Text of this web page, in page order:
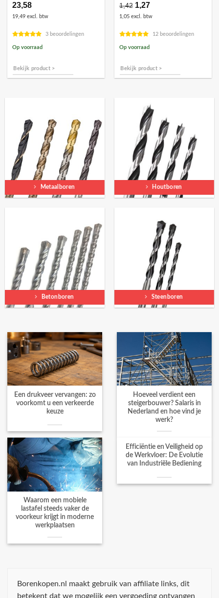
23,58
19,49 excl. btw
3 beoordelingen
Op voorraad
Bekijk product >
1,42 Oorspronkelijke
prijs
was:
1,27Huidige
is:
1,05 excl. btw
12 beoordelingen
Op voorraad
Bekijk product >
Metaalboren Houtboren
Betonboren Steenboren
Een drukveer vervangen: zo
voorkomt u een verkeerde
keuze
Hoeveel verdient een
steigerbouwer? Salaris in
Nederland en hoe vind je
werk?
Waarom een mobiele
lastafel steeds vaker de
voorkeur krijgt in moderne
werkplaatsen
Efficiëntie en Veiligheid op
de Werkvloer: De Evolutie
van Industriële Bediening
Borenkopen.nl maakt gebruik van affiliate links, dit
betekent dat we mogelijk een vergoeding ontvangen